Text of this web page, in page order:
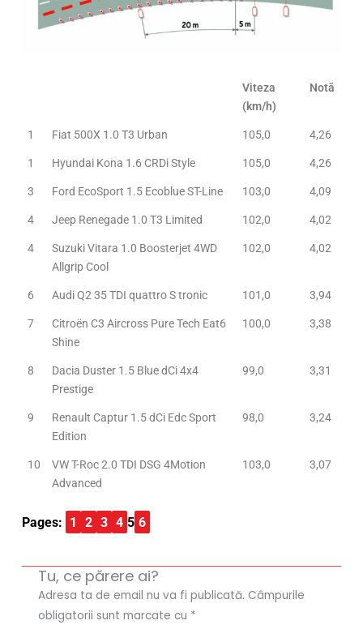
Viteza
(km/h)
Notă
1 Fiat 500X 1.0 T3 Urban 105,0 4,26
1 Hyundai Kona 1.6 CRDi Style 105,0 4,26
3 Ford EcoSport 1.5 Ecoblue ST-Line 103,0 4,09
4 Jeep Renegade 1.0 T3 Limited 102,0 4,02
4
Suzuki Vitara 1.0 Boosterjet 4WD
Allgrip Cool
102,0 4,02
6 Audi Q2 35 TDI quattro S tronic 101,0 3,94
7
Citroën C3 Aircross Pure Tech Eat6
Shine
100,0 3,38
8
Dacia Duster 1.5 Blue dCi 4x4
Prestige
99,0 3,31
9
Renault Captur 1.5 dCi Edc Sport
Edition
98,0 3,24
10
VW T-Roc 2.0 TDI DSG 4Motion
Advanced
103,0 3,07
Pages: 1 2 3 4 5 6
Tu, ce părere ai?
Adresa ta de email nu va fi publicată. Câmpurile
obligatorii sunt marcate cu *